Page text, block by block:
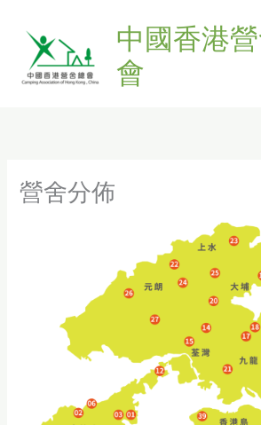
content
中國香港
會
營舍分佈